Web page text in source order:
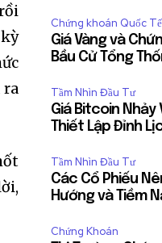
ra
Chứng khoán Quốc Tế
Giá Vàng và
Bầu Cử Tổng
Tầm Nhìn Đầu Tư
Giá Bitcoin Nhảy
Thiết Lập Đỉnh
Tầm Nhìn Đầu Tư
Các Cổ Phiếu
Hướng và Tiềm
Chứng Khoán